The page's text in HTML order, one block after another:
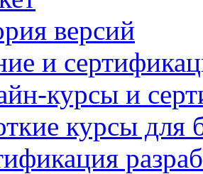
версий
и
курсы и
курсы для